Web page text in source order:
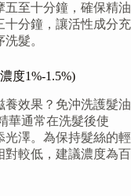
至十分鐘，確保精油
十分鐘，讓活性成分充
髮。
度1%-1.5%)
效果？免沖洗護髮油
華通常在洗髮後使
光澤。為保持髮絲的輕
對較低，建議濃度為百